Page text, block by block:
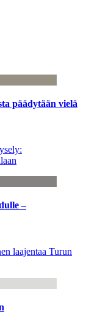
päädytään vielä
–
laajentaa Turun